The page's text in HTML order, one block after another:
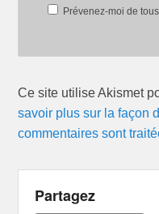
Prévenez-moi de
Ce site utilise Akismet
savoir plus sur la façon
commentaires sont
Partagez